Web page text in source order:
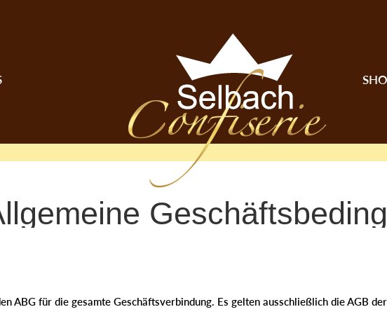
ABG für die gesamte Geschäftsverbindung. Es gelten ausschließlich die AGB